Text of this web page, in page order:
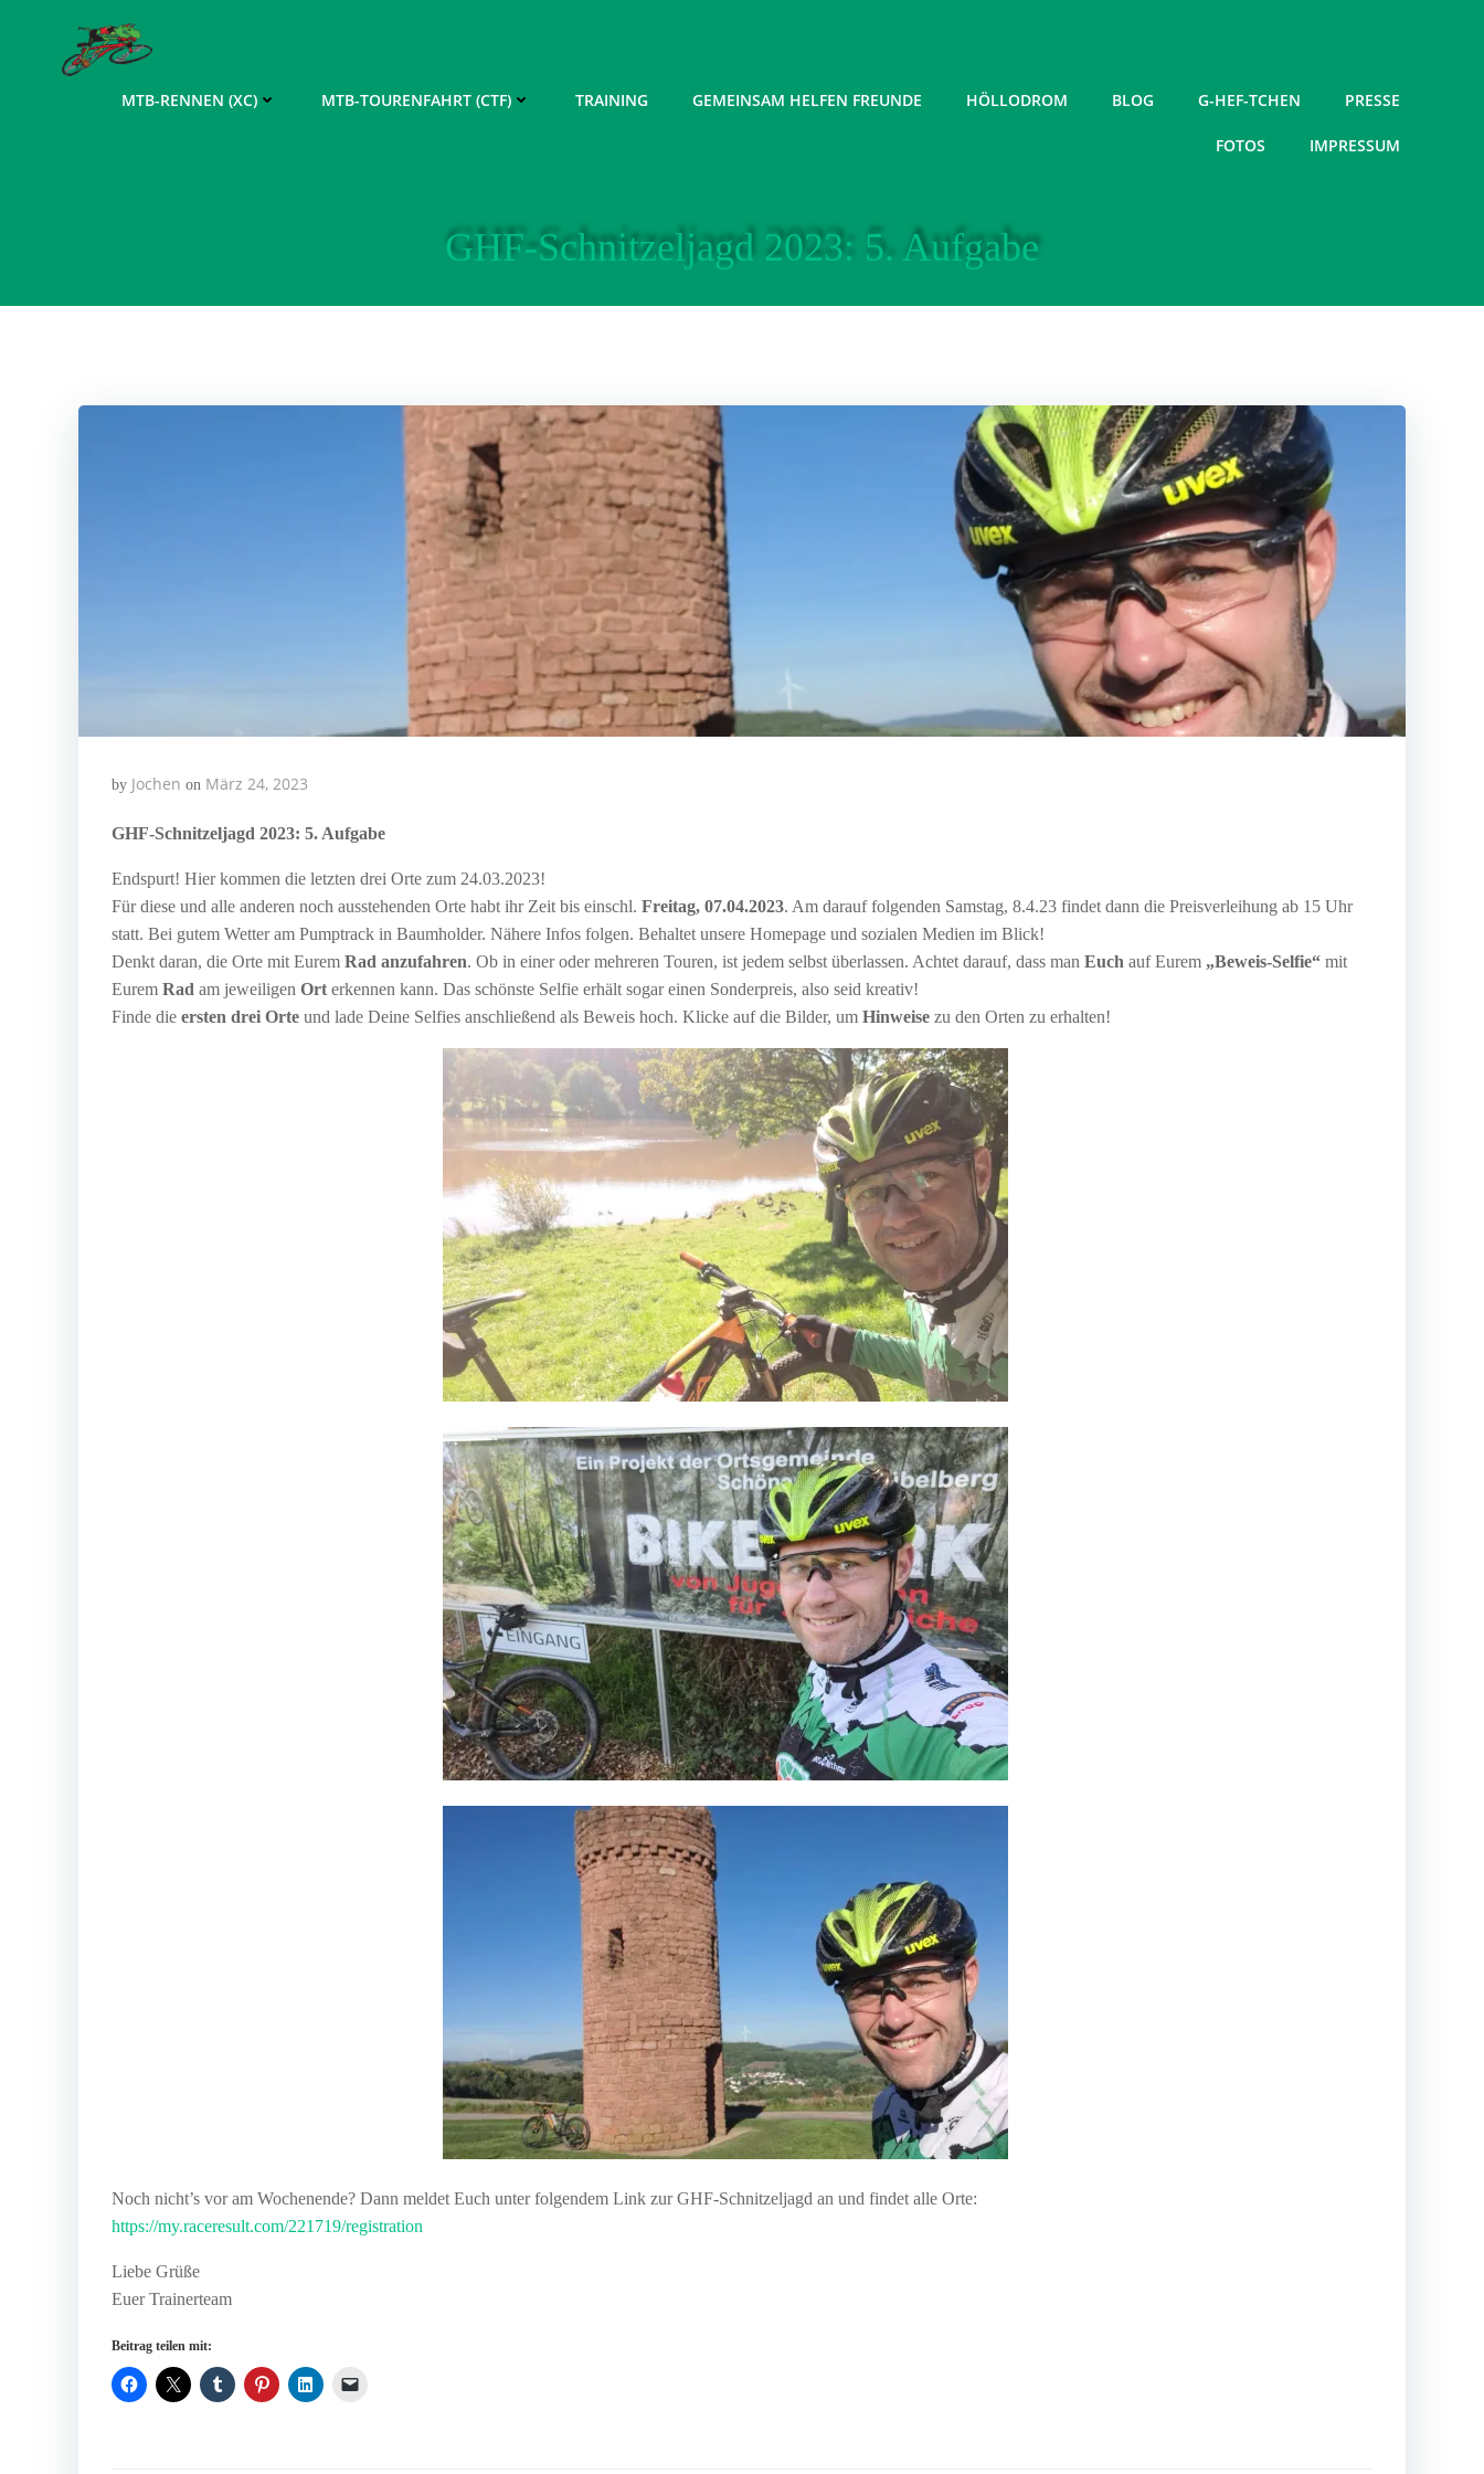
MTB-RENNEN (XC) MTB-TOURENFAHRT (CTF) TRAINING GEMEINSAM HELFEN FREUNDE HÖLLODROM BLOG G-HEF-TCHEN PRESSE
FOTOS IMPRESSUM
GHF-Schnitzeljagd 2023: 5. Aufgabe
by Jochen on März 24, 2023
GHF-Schnitzeljagd 2023: 5. Aufgabe
Endspurt! Hier kommen die letzten drei Orte zum 24.03.2023!
Für diese und alle anderen noch ausstehenden Orte habt ihr Zeit bis einschl. Freitag, 07.04.2023. Am darauf folgenden Samstag, 8.4.23 findet dann die Preisverleihung ab 15 Uhr
statt. Bei gutem Wetter am Pumptrack in Baumholder. Nähere Infos folgen. Behaltet unsere Homepage und sozialen Medien im Blick!
Denkt daran, die Orte mit Eurem Rad anzufahren. Ob in einer oder mehreren Touren, ist jedem selbst überlassen. Achtet darauf, dass man Euch auf Eurem „Beweis-Selfie“ mit
Eurem Rad am jeweiligen Ort erkennen kann. Das schönste Selfie erhält sogar einen Sonderpreis, also seid kreativ!
Finde die ersten drei Orte und lade Deine Selfies anschließend als Beweis hoch. Klicke auf die Bilder, um Hinweise zu den Orten zu erhalten!
Noch nicht’s vor am Wochenende? Dann meldet Euch unter folgendem Link zur GHF-Schnitzeljagd an und findet alle Orte:
https://my.raceresult.com/221719/registration
Liebe Grüße
Euer Trainerteam
Beitrag teilen mit: